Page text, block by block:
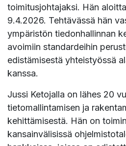
toimitusjohtajaksi. Hän
9.4.2026. Tehtävässä hän
ympäristön tiedonhallinnan
avoimiin standardeihin
edistämisestä yhteistyössä
kanssa.
Jussi Ketojalla on lähes 20
tietomallintamisen ja
kehittämisestä. Hän on
kansainvälisissä